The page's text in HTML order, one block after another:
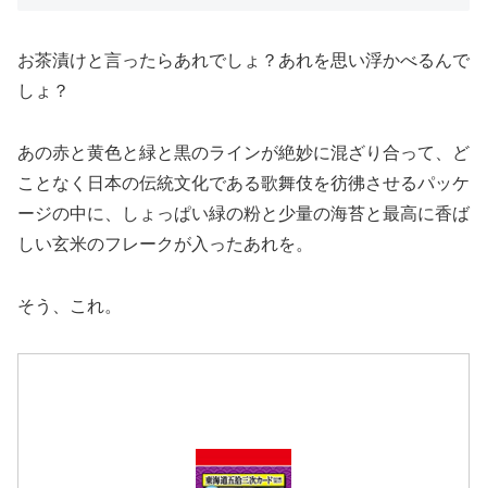
お茶漬けと言ったらあれでしょ？あれを思い浮かべるんで
しょ？
あの赤と黄色と緑と黒のラインが絶妙に混ざり合って、ど
ことなく日本の伝統文化である歌舞伎を彷彿させるパッケ
ージの中に、しょっぱい緑の粉と少量の海苔と最高に香ば
しい玄米のフレークが入ったあれを。
そう、これ。